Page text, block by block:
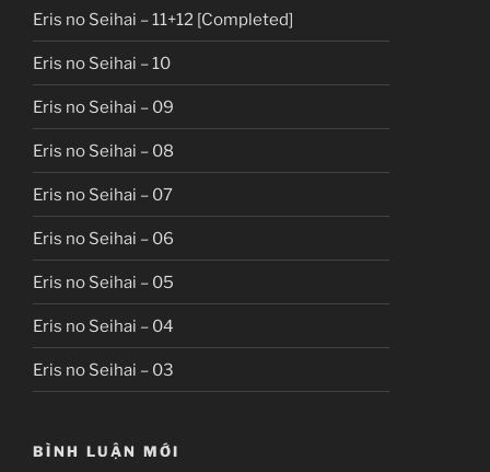
Eris no Seihai – 11+12 [Completed]
Eris no Seihai – 10
Eris no Seihai – 09
Eris no Seihai – 08
Eris no Seihai – 07
Eris no Seihai – 06
Eris no Seihai – 05
Eris no Seihai – 04
Eris no Seihai – 03
BÌNH LUẬN MỚI